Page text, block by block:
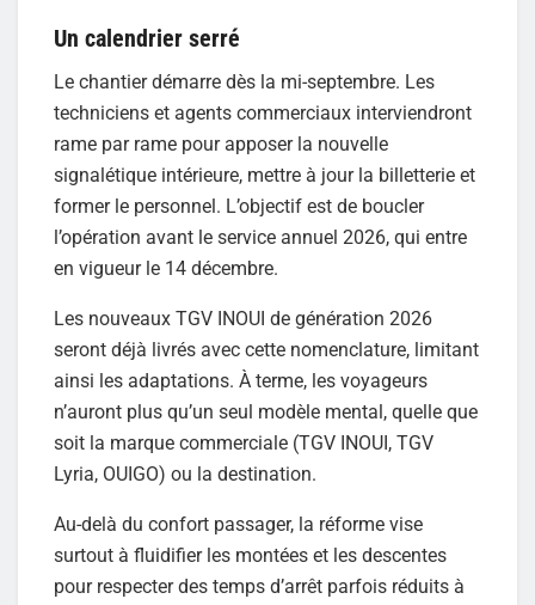
Un calendrier serré
Le chantier démarre dès la mi-septembre. Les
techniciens et agents commerciaux interviendront
rame par rame pour apposer la nouvelle
signalétique intérieure, mettre à jour la billetterie et
former le personnel. L’objectif est de boucler
l’opération avant le service annuel 2026, qui entre
en vigueur le 14 décembre.
Les nouveaux TGV INOUI de génération 2026
seront déjà livrés avec cette nomenclature, limitant
ainsi les adaptations. À terme, les voyageurs
n’auront plus qu’un seul modèle mental, quelle que
soit la marque commerciale (TGV INOUI, TGV
Lyria, OUIGO) ou la destination.
Au-delà du confort passager, la réforme vise
surtout à fluidifier les montées et les descentes
pour respecter des temps d’arrêt parfois réduits à